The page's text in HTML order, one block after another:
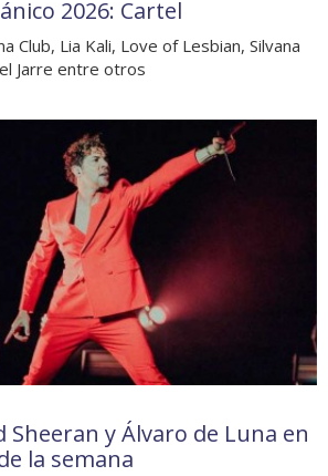
2026: Cartel
Club, Lia Kali, Love of Lesbian, Silvana
Jarre entre otros
Sheeran y Álvaro de Luna en
la semana